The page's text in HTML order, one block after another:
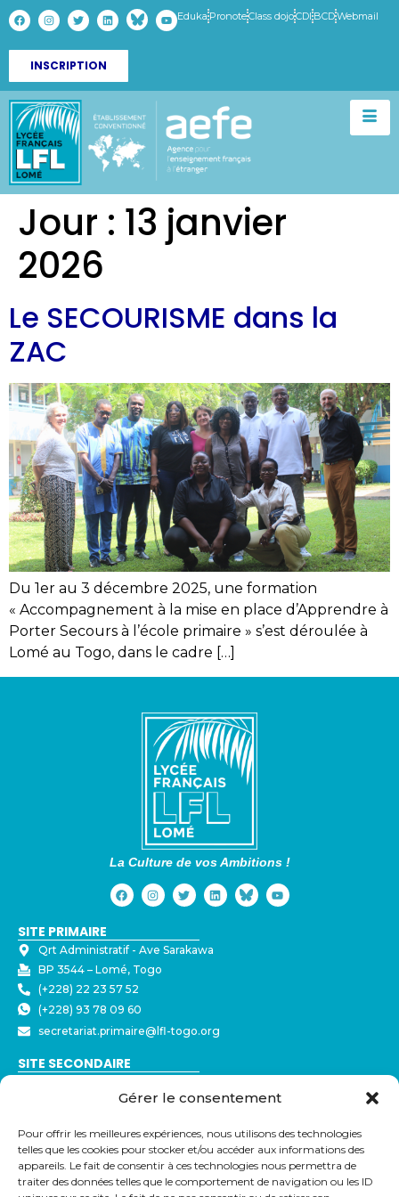
Gérer le consentement
Pour offrir les meilleures expériences, nous utilisons des technologies
telles que les cookies pour stocker et/ou accéder aux informations des
appareils. Le fait de consentir à ces technologies nous permettra de
traiter des données telles que le comportement de navigation ou les ID
Eduka PronoteClass dojoCDI BCDWebmail
INSCRIPTION
Jour : 13 janvier
2026
Le SECOURISME dans la
ZAC
Du 1er au 3 décembre 2025, une formation
« Accompagnement à la mise en place d’Apprendre à
Porter Secours à l’école primaire » s’est déroulée à
Lomé au Togo, dans le cadre […]
La Culture de vos Ambitions !
SITE PRIMAIRE
Qrt Administratif - ⁠Ave Sarakawa
BP 3544 – Lomé, Togo
(+228) 22 23 57 52
(+228) 93 78 09 60
secretariat.primaire@lfl-togo.org
SITE SECONDAIRE
BP 3544 – Lomé, Togo
(+228) 79 32 72 43
secretariat@lfl-togo.org